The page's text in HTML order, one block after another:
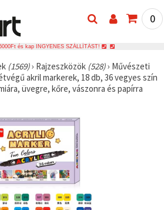
0
és kap INGYENES SZÁLLÍTÁST!
(1569)› Rajzeszközök (528)› Művészeti
akril markerek, 18 db, 36 vegyes szín
üvegre, kőre, vászonra és papírra